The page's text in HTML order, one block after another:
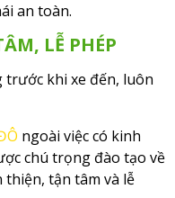
an toàn.
LỄ PHÉP
trước khi xe đến, luôn
ngoài việc có kinh
chú trọng đào tạo về
tận tâm và lễ